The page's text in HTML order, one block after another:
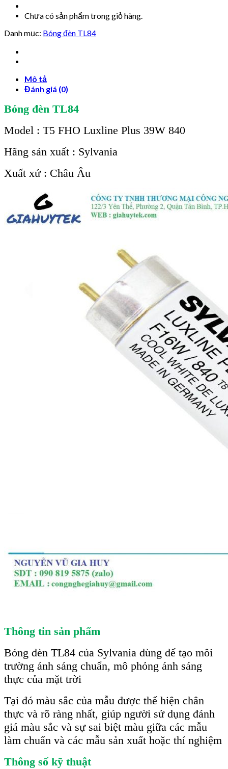
Chưa có sản phẩm trong giỏ hàng.
Danh mục: Bóng đèn TL84
Mô tả
Đánh giá (0)
Bóng đèn TL84
Model : T5 FHO Luxline Plus 39W 840
Hãng sản xuất : Sylvania
Xuất xứ : Châu Âu
Thông tin sản phẩm
Bóng đèn TL84 của Sylvania dùng để tạo môi
trường ánh sáng chuẩn, mô phỏng ánh sáng
thực của mặt trời
Tại đó màu sắc của mẫu được thể hiện chân
thực và rõ ràng nhất, giúp người sử dụng đánh
giá màu sắc và sự sai biệt màu giữa các mẫu
làm chuẩn và các mẫu sản xuất hoặc thí nghiệm
Thông số kỹ thuật